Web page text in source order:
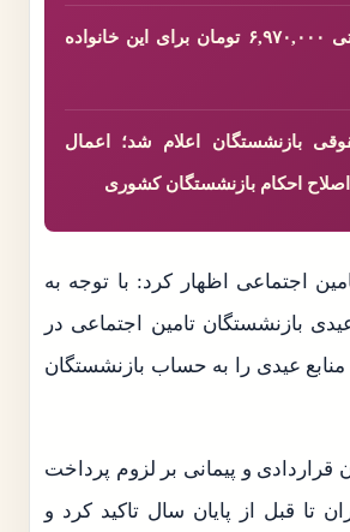
واریز یارانه معیشتی ۶,۹۷۰,۰۰۰ تومان برای این خانواده
بازنشستگان اعلام شد؛ اعمال
احکام بازنشستگان کشوری
اجتماعی اظهار کرد: با توجه به
بازنشستگان تامین اجتماعی در
منابع عیدی را به حساب بازنشستگان
قراردادی و پیمانی بر لزوم پرداخت
تا قبل از پایان سال تاکید کرد و